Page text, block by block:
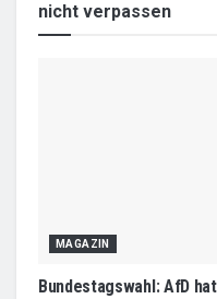
nicht verpassen
MAGAZIN
Bundestagswahl: AfD